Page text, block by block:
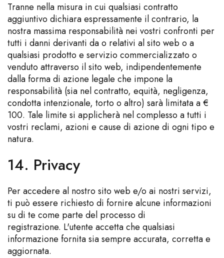
Tranne nella misura in cui qualsiasi contratto
aggiuntivo dichiara espressamente il contrario, la
nostra massima responsabilità nei vostri confronti per
tutti i danni derivanti da o relativi al sito web o a
qualsiasi prodotto e servizio commercializzato o
venduto attraverso il sito web, indipendentemente
dalla forma di azione legale che impone la
responsabilità (sia nel contratto, equità, negligenza,
condotta intenzionale, torto o altro) sarà limitata a €
100. Tale limite si applicherà nel complesso a tutti i
vostri reclami, azioni e cause di azione di ogni tipo e
natura.
14. Privacy
Per accedere al nostro sito web e/o ai nostri servizi,
ti può essere richiesto di fornire alcune informazioni
su di te come parte del processo di
registrazione. L'utente accetta che qualsiasi
informazione fornita sia sempre accurata, corretta e
aggiornata.